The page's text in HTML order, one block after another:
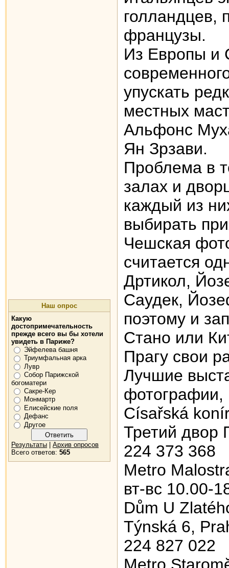
Наш опрос
Какую
достопримечательность
прежде всего вы бы хотели
увидеть в Париже?
Эйфелева башня
Триумфальная арка
Лувр
Собор Парижской
богоматери
Сакре-Кер
Монмартр
Елисейские поля
Дефанс
Другое
Результаты
Архив опросов
Всего ответов: 565
голландцев,
французы.
Из Европы и
упускать
местных
Aльфонс
Ян Зрзави.
Проблема в
залах и
каждый из
выбирать
Чешская
считается
Дртикол,
Саудек,
поэтому и
Стано или
Прагу свои
Лучшие
фотографии,
Císařská
Третий двор
224 373 368
Metro
вт-вс 10.00-
Dům U
Týnská 6,
224 827 022